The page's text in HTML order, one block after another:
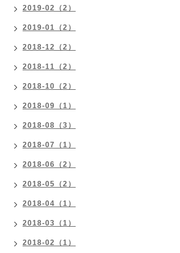
2019-02（2）
2019-01（2）
2018-12（2）
2018-11（2）
2018-10（2）
2018-09（1）
2018-08（3）
2018-07（1）
2018-06（2）
2018-05（2）
2018-04（1）
2018-03（1）
2018-02（1）